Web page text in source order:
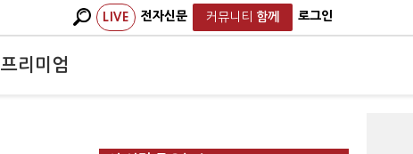
LIVE 전자신문 커뮤니티 함께 로그인
프리미엄